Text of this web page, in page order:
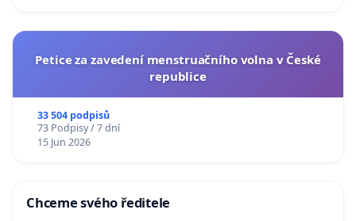
Petice za zavedení menstruačního volna v České
republice
33 504 podpisů
73 Podpisy / 7 dní
15 Jun 2026
Chceme svého ředitele